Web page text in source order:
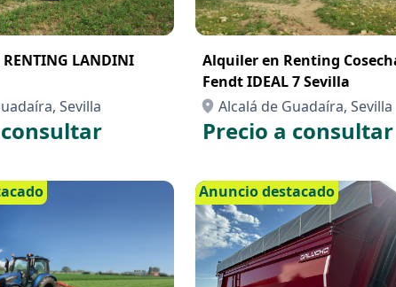
RENTING LANDINI
Sevilla
Alquiler en Renting Cosechadora
Fendt IDEAL 7 Sevilla
Alcalá de Guadaíra, Sevilla
Precio a consultar
Anuncio destacado